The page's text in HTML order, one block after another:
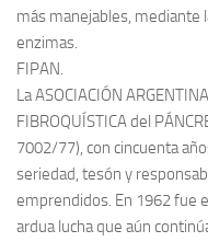
más manejables, mediante
enzimas.
FIPAN.
La ASOCIACIÓN
FIBROQUÍSTICA del
7002/77), con cincuenta
seriedad, tesón y
emprendidos. En 1962 fue
ardua lucha que aún